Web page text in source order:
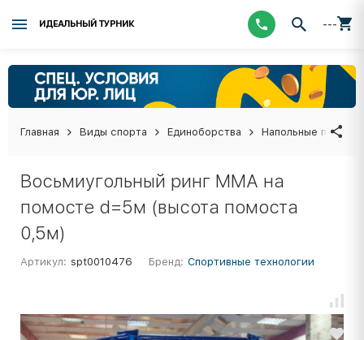
ИДЕАЛЬНЫЙ ТУРНИК ---
Главная Виды спорта Единоборства Напольные
Восьмиугольный ринг ММА на
помосте d=5м (высота помоста
0,5м)
Артикул: spt0010476 Бренд: Спортивные технологии